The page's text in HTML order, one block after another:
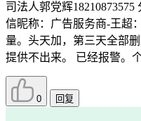
司法人郭党辉18210873575
信昵称：广告服务商-王超
量。头天加，第三天全部
提供不出来。 已经报警。
0 回复